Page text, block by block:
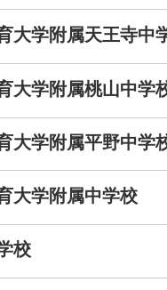
大学附属天王寺中
大学附属桃山中学
大学附属平野中学
育大学附属中学
校